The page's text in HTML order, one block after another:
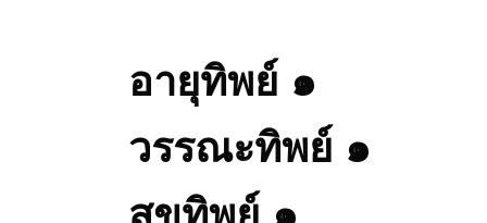
อายุทิพย์ ๑
วรรณะทิพย์ ๑